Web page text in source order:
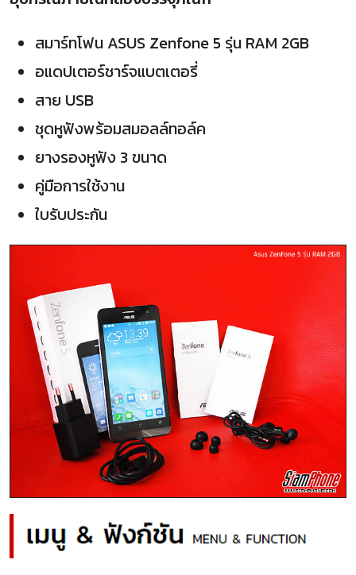
สมาร์ทโฟน ASUS Zenfone 5 รุ่น RAM 2GB
อแดปเตอร์ชาร์จแบตเตอรี่
สาย USB
ชุดหูฟังพร้อมสมอลล์ทอล์ค
ยางรองหูฟัง 3 ขนาด
คู่มือการใช้งาน
ใบรับประกัน